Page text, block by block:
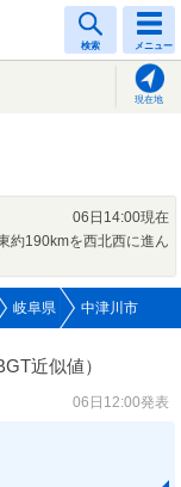
検索 メニュー
現在地
06日14:00現在
約190kmを西北西に進ん
岐阜県 中津川市
近似値）
06日12:00発表